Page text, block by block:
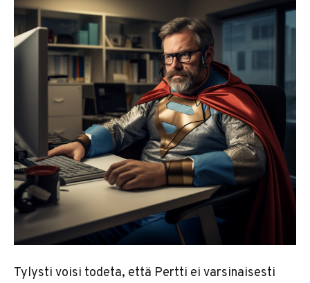
Tylysti voisi todeta, että Pertti ei varsinaisesti